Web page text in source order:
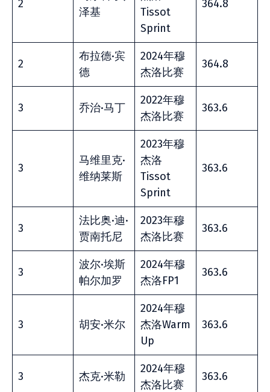
2
泽基
Tissot
Sprint
364.8
2
布拉德·宾
德
2024年穆
杰洛比赛
364.8
3 乔治·马丁
2022年穆
杰洛比赛
363.6
3
马维里克·
维纳莱斯
2023年穆
杰洛
Tissot
Sprint
363.6
3
法比奥·迪·
贾南托尼
2023年穆
杰洛比赛
363.6
3
波尔·埃斯
帕尔加罗
2024年穆
杰洛FP1
363.6
3 胡安·米尔
2024年穆
杰洛Warm
Up
363.6
3 杰克·米勒
2024年穆
杰洛比赛
363.6